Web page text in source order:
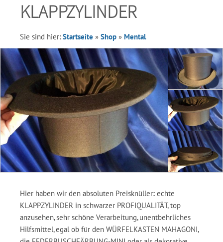
KLAPPZYLINDER
Sie sind hier: Startseite » Shop » Mental
Hier haben wir den absoluten Preisknüller: echte
KLAPPZYLINDER in schwarzer PROFIQUALITÄT, top
anzusehen, sehr schöne Verarbeitung, unentbehrliches
Hilfsmittel, egal ob für den WÜRFELKASTEN MAHAGONI,